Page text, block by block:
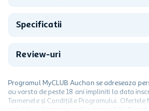
Specificatii
Review-uri
Programul MyCLUB Auchan se adreseaza
au varsta de peste 18 ani impliniti la data
Termenele și Condițiile Programului. Ofertele